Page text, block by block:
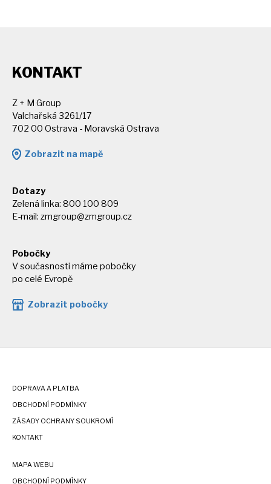
KONTAKT
Z + M Group
Valchařská 3261/17
702 00 Ostrava - Moravská Ostrava
Zobrazit na mapě
Dotazy
Zelená linka: 800 100 809
E-mail: zmgroup@zmgroup.cz
Pobočky
V současnosti máme pobočky
po celé Evropě
Zobrazit pobočky
DOPRAVA A PLATBA
OBCHODNÍ PODMÍNKY
ZÁSADY OCHRANY SOUKROMÍ
KONTAKT
MAPA WEBU
OBCHODNÍ PODMÍNKY